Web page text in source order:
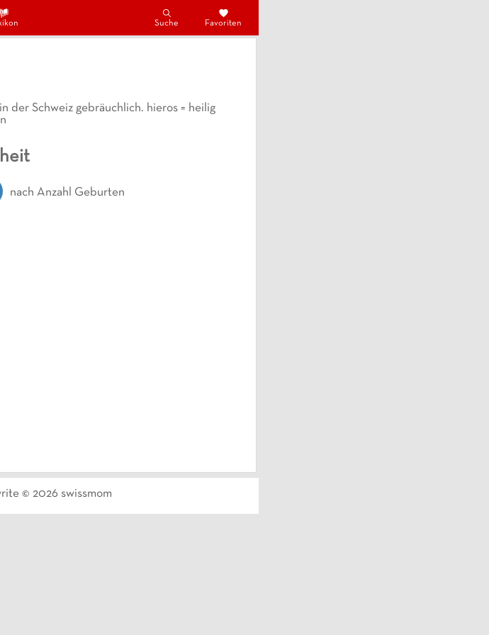
Suche Favoriten
der Schweiz gebräuchlich. hieros = heilig
nach Anzahl Geburten
© 2026 swissmom